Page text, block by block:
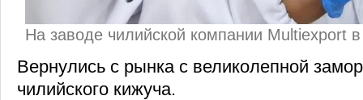
На заводе чилийской компании Multiexport
Вернулись с рынка с великолепной
чилийского кижуча.